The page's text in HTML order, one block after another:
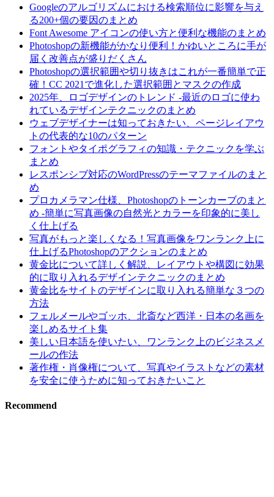
Googleのアルゴリズムにおける検索順位に影響を与え
る200+個の要因のまとめ
Font Awesome アイコンの使い方と便利な機能のまとめ
Photoshopの新機能がかなり便利！かゆいところに手が
届く改善点が盛りだくさん
Photoshopの選択範囲や切り抜きはこれが一番簡単で正
確！CC 2021で進化した選択範囲とマスクの作成
2025年、ロゴデザインのトレンド -最近のロゴに使わ
れているデザインテクニックのまとめ
ウェブデザイナーは知っておきたい、ページレイアウ
トの代表的な10のパターン
フォントやタイポグラフィの知識・テクニックを学ぶ
まとめ
レスポンシブ対応のWordPressのテーマファイルのまと
め
プロカメラマン仕様、Photoshopのトーンカーブのまと
め -簡単に写真画像の自然光とカラーを印象的に美し
く仕上げる
写真がもっと楽しくなる！写真画像をワンランク上に
仕上げるPhotoshopのアクションのまとめ
黄金比について詳しく解説、レイアウトや構図に効果
的に取り入れるデザインテクニックのまとめ
黄金比をサイトのデザインに取り入れる簡単な３つの
方法
フェルメールやゴッホ、北斎など西洋・日本の名画を
楽しめるサイト集
美しい日本語を使いたい、ワンランク上のビジネスメ
ールの作法
著作権・肖像権について、写真やイラストなどの素材
を安全に使うために知っておきたいこと
Recommend